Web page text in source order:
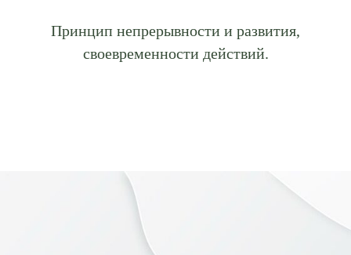
Принцип непрерывности и развития,
своевременности действий.